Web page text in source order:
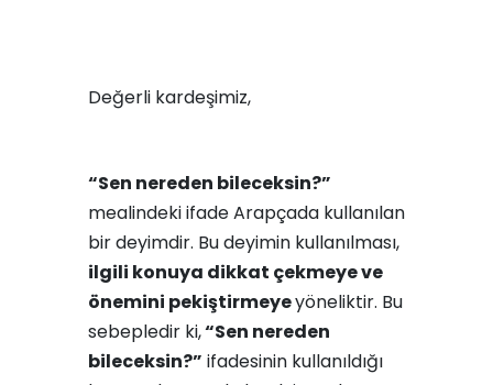
Değerli kardeşimiz,
“Sen nereden bileceksin?”
mealindeki ifade Arapçada kullanılan
bir deyimdir. Bu deyimin kullanılması,
ilgili konuya dikkat çekmeye ve
önemini pekiştirmeyeyöneliktir. Bu
sebepledir ki,“Sen nereden
bileceksin?” ifadesinin kullanıldığı